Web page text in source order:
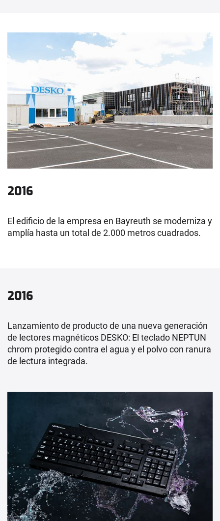
2016
El edificio de la empresa en Bayreuth se moderniza y
amplía hasta un total de 2.000 metros cuadrados.
2016
Lanzamiento de producto de una nueva generación
de lectores magnéticos DESKO: El teclado NEPTUN
chrom protegido contra el agua y el polvo con ranura
de lectura integrada.